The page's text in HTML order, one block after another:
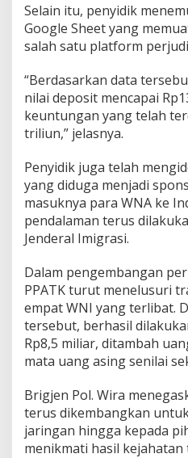
Selain itu, penyidik
Google Sheet yang
salah satu platform
“Berdasarkan data
nilai deposit mencapai
keuntungan yang telah
triliun,” jelasnya.
Penyidik juga telah
yang diduga menjadi
masuknya para WNA ke
pendalaman terus
Jenderal Imigrasi.
Dalam pengembangan
PPATK turut menelusuri
empat WNI yang terlibat.
tersebut, berhasil
Rp8,5 miliar, ditambah
mata uang asing senilai
Brigjen Pol. Wira
terus dikembangkan
jaringan hingga kepada
menikmati hasil kejahatan